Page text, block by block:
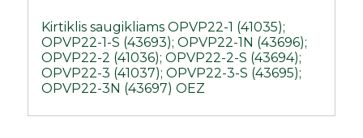
Kirtiklis saugikliams OPVP22-1 (41035);
OPVP22-1-S (43693); OPVP22-1N (43696);
OPVP22-2 (41036); OPVP22-2-S (43694);
OPVP22-3 (41037); OPVP22-3-S (43695);
OPVP22-3N (43697) OEZ